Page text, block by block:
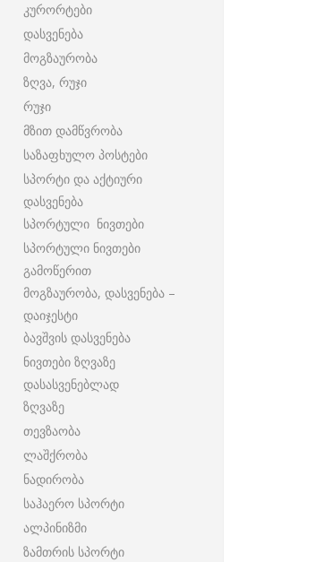
კურორტები
დასვენება
მოგზაურობა
ზღვა, რუჯი
რუჯი
მზით დამწვრობა
საზაფხულო პოსტები
სპორტი და აქტიური
დასვენება
სპორტული ნივთები
სპორტული ნივთები
გამოწერით
მოგზაურობა, დასვენება –
დაიჯესტი
ბავშვის დასვენება
ნივთები ზღვაზე
დასასვენებლად
ზღვაზე
თევზაობა
ლაშქრობა
ნადირობა
საჰაერო სპორტი
ალპინიზმი
ზამთრის სპორტი